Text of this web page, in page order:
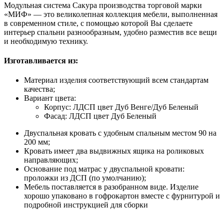
Модульная система Сакура производства торговой марки
«МИФ» — это великолепная коллекция мебели, выполненная
в современном стиле, с помощью которой Вы сделаете
интерьер спальни разнообразным, удобно разместив все вещи
и необходимую технику.
Изготавливается из:
Материал изделия соответствующий всем стандартам
качества;
Вариант цвета:
Корпус: ЛДСП цвет Дуб Венге/Дуб Беленый
Фасад: ЛДСП цвет Дуб Беленый
Двуспальная кровать с удобным спальным местом 90 на
200 мм;
Кровать имеет два выдвижных ящика на роликовых
направляющих;
Основание под матрас у двуспальной кровати:
проложки из ДСП (по умолчанию);
Мебель поставляется в разобранном виде. Изделие
хорошо упаковано в гофрокартон вместе с фурнитурой и
подробной инструкцией для сборки